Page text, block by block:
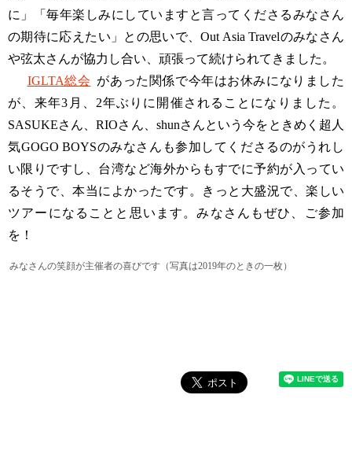
に」「毎年楽しみにしていますと言ってくださるみなさん
の期待に応えたい」との思いで、Out Asia Travelのみなさん
や弦太さんが協力し合い、頑張って続けられてきました。
IGLTA総会 があった関係で今年はお休みになりました
が、来年3月、2年ぶりに開催されることになりました。
SASUKEさん、RIOさん、shunさんという今をときめく超人
気GOGO BOYSのみなさんも参加してくださるのがうれし
い限りですし、台湾など海外からもすでに予約が入ってい
るそうで、本当によかったです。きっと大盛況で、楽しい
ツアーになることと思います。みなさんもぜひ、ご参加
を！
みなさんの笑顔が主催者の喜びです（写真は2019年のときの一枚）